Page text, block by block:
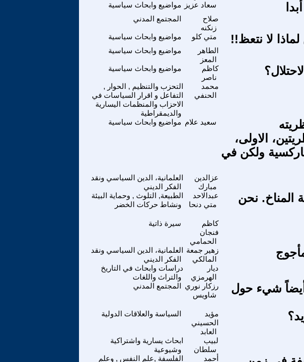
مواضيع وابحاث سياسية سعاد عزيز
المجتمع المدني
صلاح
زنكنه
مواضيع وابحاث سياسية متي كلو لا نتعظ!!
مواضيع وابحاث سياسية
الطاهر
المعز
مواضيع وابحاث سياسية
كاظم
ناصر
التحزب والتنظيم , الحوار ,
التفاعل و اقرار السياسات في
الاحزاب والمنظمات اليسارية
والديمقراطية
محمد
الحنفي
مواضيع وابحاث سياسية سعيد علام
الاولى،
ولكن في
العلمانية، الدين السياسي ونقد
الفكر الديني
عزالدين
مبارك
الطبيعة, التلوث , وحماية البيئة
ونشاط حركات الخضر
عبدالاحد
متي دنحا
المناخ. نحن
سيرة ذاتية
كاظم
فنجان
الحمامي
العلمانية، الدين السياسي ونقد
الفكر الديني
زهير جمعة
المالكي
دراسات وابحاث في التاريخ
والتراث واللغات
ديار
الهرمزي
المجتمع المدني رزكار نوري
شاويس
زمن الثرثرة(12) – أيضاً شيء حول
السياسة والعلاقات الدولية
مؤيد
الحسيني
العابد
ابحاث يسارية واشتراكية
وشيوعية
لبيب
سلطان
الفلسفة ,علم النفس , وعلم أحمد